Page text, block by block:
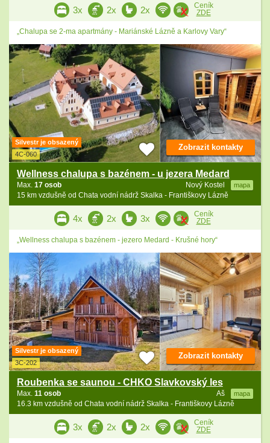
3x 2x 2x
Ceník
ZDE
„Chalupa se 2-ma apartmány - Mariánské Lázně a Karlovy Vary“
Silvestr je obsazený
4C-060
Wellness chalupa s bazénem - u jezera Medard
Nový Kostel mapa
Max. 17 osob
15 km vzdušně od Chata vodní nádrž Skalka - Františkovy Lázně
Zobrazit kontakty
4x 2x 3x
Ceník
ZDE
„Wellness chalupa s bazénem - jezero Medard - Krušné hory“
Silvestr je obsazený
3C-202
Roubenka se saunou - CHKO Slavkovský les
Aš mapa
Max. 11 osob
16.3 km vzdušně od Chata vodní nádrž Skalka - Františkovy Lázně
Zobrazit kontakty
3x 2x 2x
Ceník
ZDE